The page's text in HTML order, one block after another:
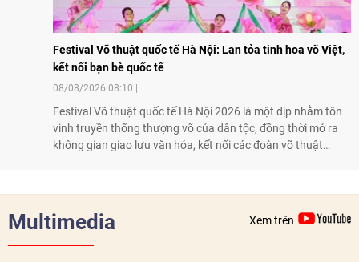
Festival Võ thuật quốc tế Hà Nội: Lan tỏa tinh hoa võ Việt,
kết nối bạn bè quốc tế
08/08/2026 08:10
Festival Võ thuật quốc tế Hà Nội 2026 là một dịp nhằm tôn
vinh truyền thống thượng võ của dân tộc, đồng thời mở ra
không gian giao lưu văn hóa, kết nối các đoàn võ thuật
Multimedia Xem trên